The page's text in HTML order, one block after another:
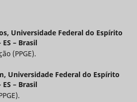
Universidade Federal do Espírito
– Brasil
(PPGE).
Universidade Federal do Espírito
– Brasil